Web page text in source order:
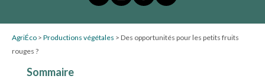
AgriÉco > Productions végétales > Des opportunités pour les petits fruits
rouges ?
Sommaire